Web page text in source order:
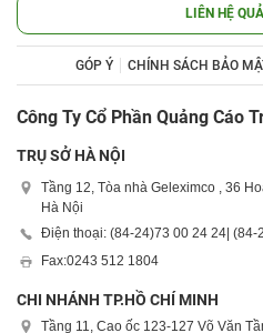
LIÊN HỆ
GÓP Ý CHÍNH SÁCH BẢO
Công Ty Cổ Phần Quảng Cáo
TRỤ SỞ HÀ NỘI
Tầng 12, Tòa nhà Geleximco , 36
Hà Nội
Điện thoại: (84-24)73 00 24 24| (84-
Fax:0243 512 1804
CHI NHÁNH TP.HỒ CHÍ MINH
Tầng 11, Cao ốc 123-127 Võ Văn